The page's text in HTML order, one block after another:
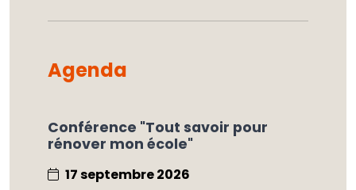
Agenda
Conférence "Tout savoir pour
rénover mon école"
17 septembre 2026